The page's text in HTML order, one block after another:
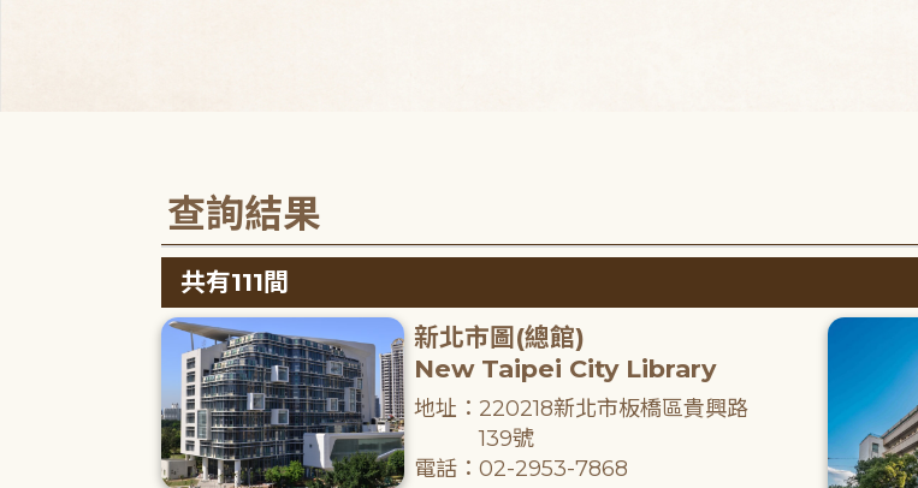
查詢結果
共有111間
新北市圖(總館)
New Taipei City Library
地址：220218新北市板橋區貴興路
139號
電話：02-2953-7868